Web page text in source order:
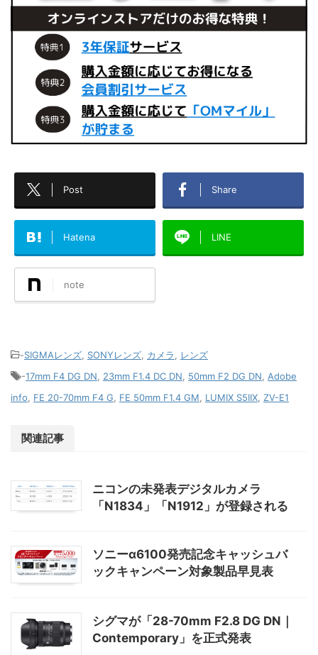
Post Share
Hatena LINE
note
-SIGMAレンズ SONYレンズ カメラ
レンズ
-17mm F4 DG DN 23mm F1.4 DC DN 50mm F2 DG DN
Adobe
info
FE 20-70mm F4 G FE 50mm F1.4 GM LUMIX S5IIX ZV-E1
関連記事
ニコンの未発表デジタルカメラ
「N1834」「N1912」が登録される
ソニーα6100発売記念キャッシュバ
ックキャンペーン対象製品早見表
シグマが「28-70mm F2.8 DG DN｜
Contemporary」を正式発表